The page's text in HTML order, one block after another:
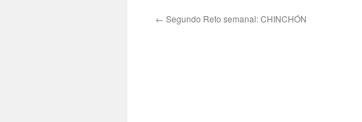
← Segundo Reto semanal: CHINCHÓN